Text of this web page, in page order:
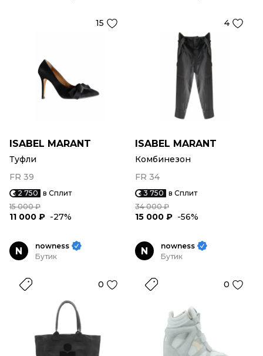
15
ISABEL MARANT
Туфли
FR 39
2 750 в Сплит
15 000 ₽
11 000 ₽ -27%
4
ISABEL MARANT
Комбинезон
FR 34
3 750 в Сплит
34 000 ₽
15 000 ₽ -56%
N
nowness
Бутик
0
N
nowness
Бутик
0